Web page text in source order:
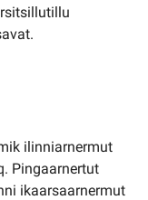
ilinniarnermut
Pingaarnertut
ikaarsaarnermut